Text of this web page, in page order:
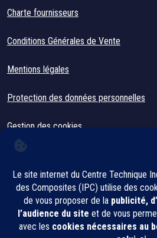
Charte fournisseurs
Conditions Générales de Vente
Mentions légales
Protection des données personnelles
Gestion des cookies
CONTACT
IPC, Innovation Plasturgie Composites
2, rue Pierre et Marie Curie
01100 Bellignat